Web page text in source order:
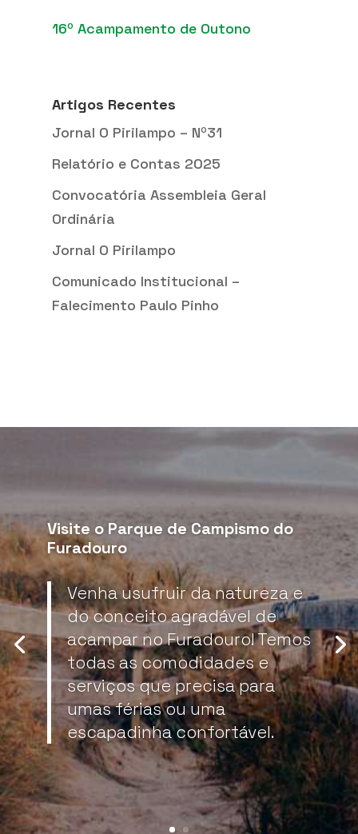
16º Acampamento de Outono
Artigos Recentes
Jornal O Pirilampo – Nº31
Relatório e Contas 2025
Convocatória Assembleia Geral
Ordinária
Jornal O Pirilampo
Comunicado Institucional –
Falecimento Paulo Pinho
Visite o Parque de Campismo do
Furadouro
Venha usufruir da natureza e
do conceito agradável de
acampar no Furadouro! Temos
todas as comodidades e
serviços que precisa para
umas férias ou uma
escapadinha confortável.